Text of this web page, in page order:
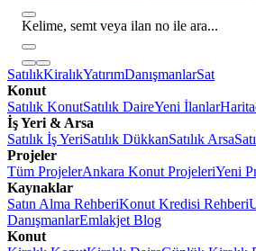
Kelime, semt veya ilan no ile ara...
SatılıkKiralıkYatırımDanışmanlarSat
Konut
Satılık KonutSatılık DaireYeni İlanlar
İş Yeri & Arsa
Satılık İş YeriSatılık DükkanSatılık Arsa
Projeler
Tüm ProjelerAnkara Konut ProjeleriYeni
Kaynaklar
Satın Alma RehberiKonut Kredisi Rehberi
DanışmanlarEmlakjet Blog
Konut